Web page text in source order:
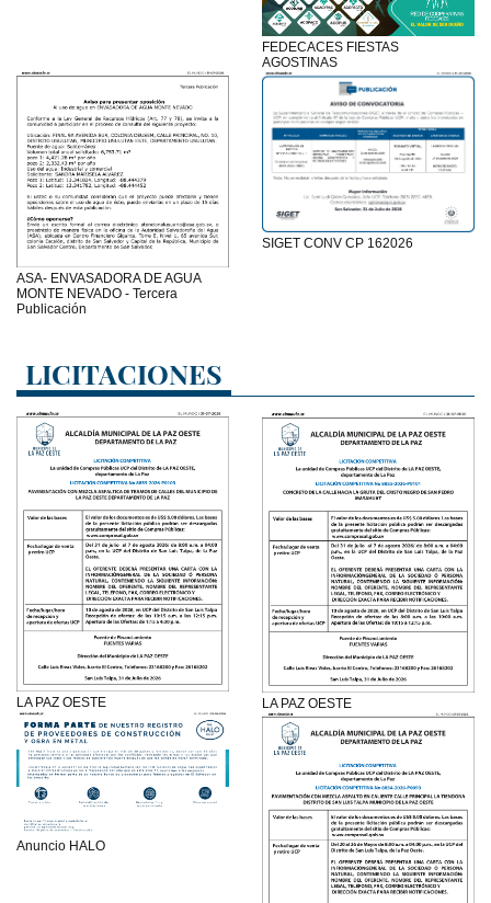
FEDECACES FIESTAS
AGOSTINAS
ASA- ENVASADORA DE AGUA
MONTE NEVADO - Tercera
Publicación
SIGET CONV CP 162026
LICITACIONES
LA PAZ OESTE LA PAZ OESTE
Anuncio HALO